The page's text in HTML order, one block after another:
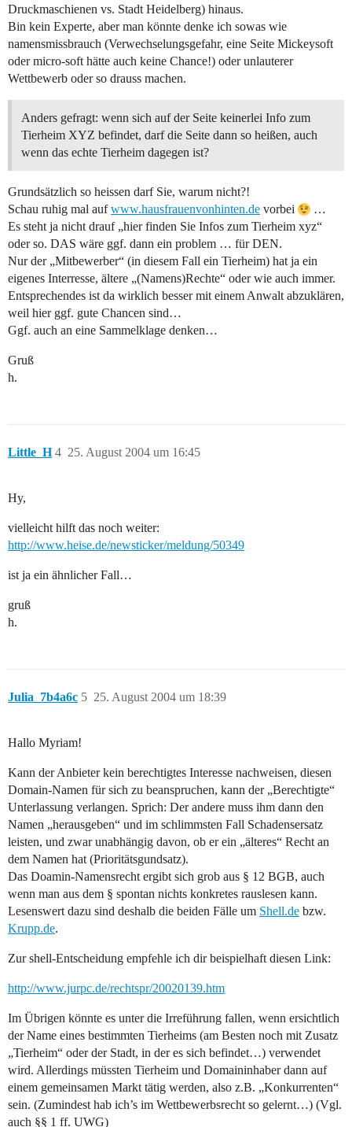
Druckmaschienen vs. Stadt Heidelberg) hinaus.
Bin kein Experte, aber man könnte denke ich sowas wie
namensmissbrauch (Verwechselungsgefahr, eine Seite Mickeysoft
oder micro-soft hätte auch keine Chance!) oder unlauterer
Wettbewerb oder so drauss machen.
Anders gefragt: wenn sich auf der Seite keinerlei Info zum
Tierheim XYZ befindet, darf die Seite dann so heißen, auch
wenn das echte Tierheim dagegen ist?
Grundsätzlich so heissen darf Sie, warum nicht?!
Schau ruhig mal aufwww.hausfrauenvonhinten.de vorbei
…
Es steht ja nicht drauf „hier finden Sie Infos zum Tierheim xyz“
oder so. DAS wäre ggf. dann ein problem … für DEN.
Nur der „Mitbewerber“ (in diesem Fall ein Tierheim) hat ja ein
eigenes Interresse, ältere „(Namens)Rechte“ oder wie auch immer.
Entsprechendes ist da wirklich besser mit einem Anwalt abzuklären,
weil hier ggf. gute Chancen sind…
Ggf. auch an eine Sammelklage denken…
Gruß
h.
Little_H 25. August 2004 um 16:45
4
Hy,
vielleicht hilft das noch weiter:
http://www.heise.de/newsticker/meldung/50349
ist ja ein ähnlicher Fall…
gruß
h.
Julia_7b4a6c 25. August 2004 um 18:39
5
Hallo Myriam!
Kann der Anbieter kein berechtigtes Interesse nachweisen, diesen
Domain-Namen für sich zu beanspruchen, kann der „Berechtigte“
Unterlassung verlangen. Sprich: Der andere muss ihm dann den
Namen „herausgeben“ und im schlimmsten Fall Schadensersatz
leisten, und zwar unabhängig davon, ob er ein „älteres“ Recht an
dem Namen hat (Prioritätsgundsatz).
Das Doamin-Namensrecht ergibt sich grob aus § 12 BGB, auch
wenn man aus dem § spontan nichts konkretes rauslesen kann.
Lesenswert dazu sind deshalb die beiden Fälle um Shell.de bzw.
Krupp.de.
Zur shell-Entscheidung empfehle ich dir beispielhaft diesen Link:
http://www.jurpc.de/rechtspr/20020139.htm
Im Übrigen könnte es unter die Irreführung fallen, wenn ersichtlich
der Name eines bestimmten Tierheims (am Besten noch mit Zusatz
„Tierheim“ oder der Stadt, in der es sich befindet…) verwendet
wird. Allerdings müssten Tierheim und Domaininhaber dann auf
einem gemeinsamen Markt tätig werden, also z.B. „Konkurrenten“
sein. (Zumindest hab ich’s im Wettbewerbsrecht so gelernt…) (Vgl.
auch §§ 1 ff. UWG)